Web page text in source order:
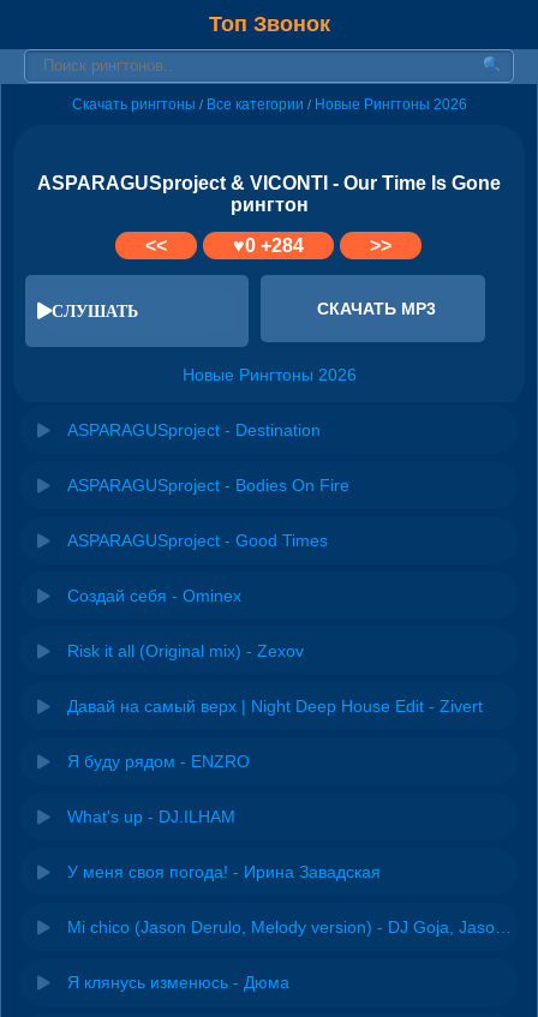
Топ Звонок
Скачать рингтоны / Все категории / Новые Рингтоны 2026
ASPARAGUSproject & VICONTI - Our Time Is Gone
рингтон
<<
♥0+284 >>
СЛУШАТЬ СКАЧАТЬ MP3
Новые Рингтоны 2026
ASPARAGUSproject - Destination
ASPARAGUSproject - Bodies On Fire
ASPARAGUSproject - Good Times
Создай себя - Ominex
Risk it all (Original mix) - Zexov
Давай на самый верх | Night Deep House Edit - Zivert
Я буду рядом - ENZRO
What's up - DJ.ILHAM
У меня своя погода! - Ирина Завадская
Я клянусь изменюсь - Дюма